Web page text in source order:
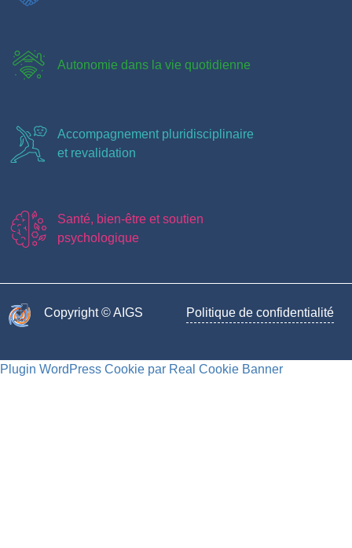
Autonomie dans la vie quotidienne
Accompagnement pluridisciplinaire
et revalidation
Santé, bien-être et soutien
psychologique
Copyright © AIGS​ Politique de confidentialité
Plugin WordPress Cookie par Real Cookie Banner